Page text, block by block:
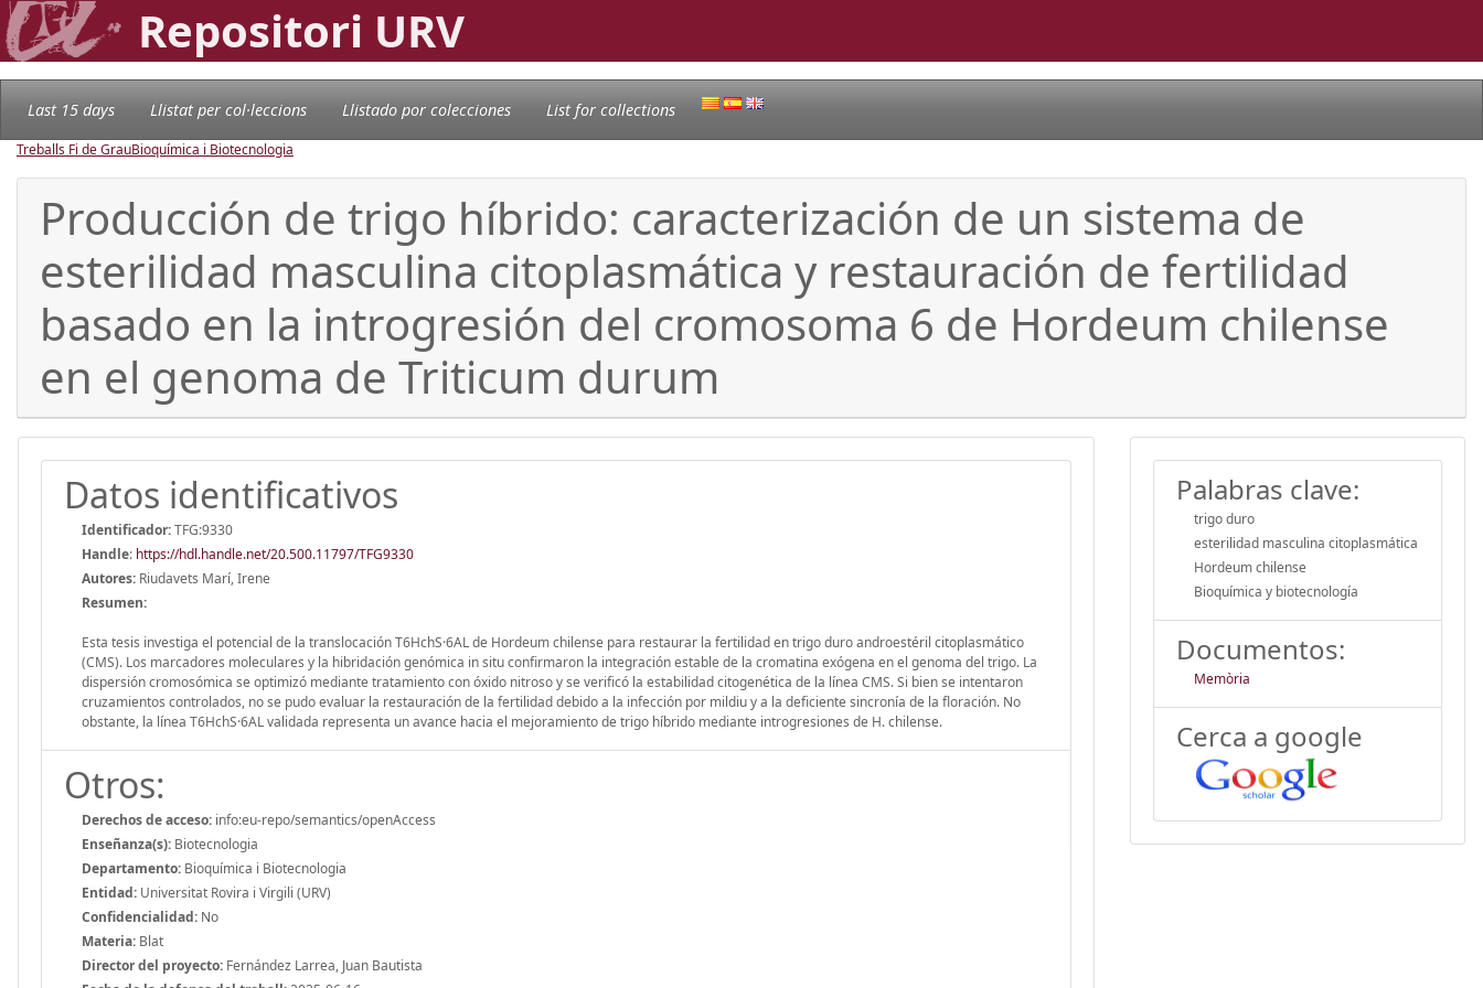
Repositori URV
Last 15 days Llistat per col·leccions Llistado por colecciones List for collections
Treballs Fi de GrauBioquímica i Biotecnologia
Producción de trigo híbrido: caracterización de un sistema de
esterilidad masculina citoplasmática y restauración de fertilidad
basado en la introgresión del cromosoma 6 de Hordeum chilense
en el genoma de Triticum durum
Datos identificativos
Identificador:TFG:9330
Handle: https://hdl.handle.net/20.500.11797/TFG9330
Autores: Riudavets Marí, Irene
Resumen:
Esta tesis investiga el potencial de la translocación T6HchS·6AL de Hordeum chilense para restaurar la fertilidad en trigo duro androestéril citoplasmático
(CMS). Los marcadores moleculares y la hibridación genómica in situ confirmaron la integración estable de la cromatina exógena en el genoma del trigo. La
dispersión cromosómica se optimizó mediante tratamiento con óxido nitroso y se verificó la estabilidad citogenética de la línea CMS. Si bien se intentaron
cruzamientos controlados, no se pudo evaluar la restauración de la fertilidad debido a la infección por mildiu y a la deficiente sincronía de la floración. No
obstante, la línea T6HchS·6AL validada representa un avance hacia el mejoramiento de trigo híbrido mediante introgresiones de H. chilense.
Otros:
Derechos de acceso: info:eu-repo/semantics/openAccess
Enseñanza(s): Biotecnologia
Departamento: Bioquímica i Biotecnologia
Entidad: Universitat Rovira i Virgili (URV)
Confidencialidad: No
Materia: Blat
Director del proyecto: Fernández Larrea, Juan Bautista
Palabras clave:
trigo duro
esterilidad masculina citoplasmática
Hordeum chilense
Bioquímica y biotecnología
Documentos:
Memòria
Cerca a google